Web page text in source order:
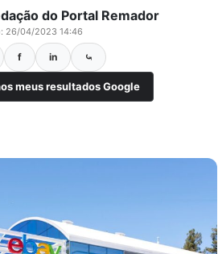
do Portal Remador
26/04/2023 14:46
f in ⤿
meus resultados Google